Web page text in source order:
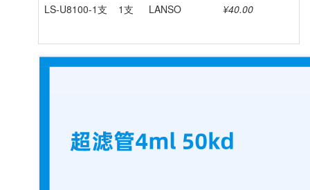
LS-U8100-1支
1支 LANSO ¥40.00